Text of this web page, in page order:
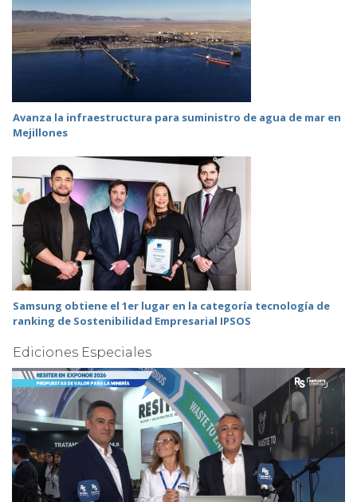
Avanza la infraestructura para suministro de agua de mar en
Mejillones
Samsung obtiene el 1er lugar en la categoría tecnología de
ranking de Sostenibilidad Empresarial IPSOS
Ediciones Especiales